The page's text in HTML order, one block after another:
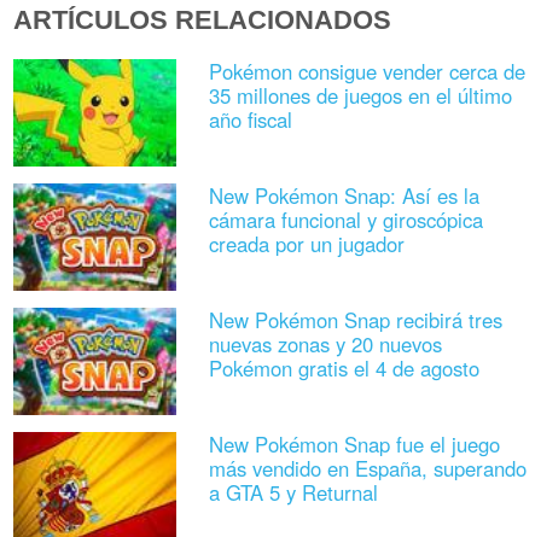
ARTÍCULOS RELACIONADOS
Pokémon consigue vender cerca de
35 millones de juegos en el último
año fiscal
New Pokémon Snap: Así es la
cámara funcional y giroscópica
creada por un jugador
New Pokémon Snap recibirá tres
nuevas zonas y 20 nuevos
Pokémon gratis el 4 de agosto
New Pokémon Snap fue el juego
más vendido en España, superando
a GTA 5 y Returnal